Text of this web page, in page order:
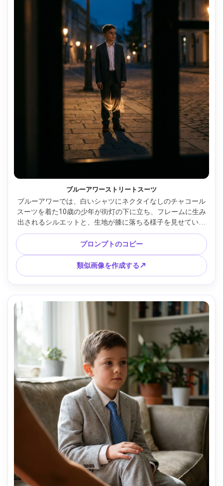
ブルーアワーストリートスーツ
ブルーアワーでは、白いシャツにネクタイなしのチャコール
スーツを着た10歳の少年が街灯の下に立ち、フレームに生み
出されるシルエットと、生地が膝に落ちる様子を見せていま
す。Nikon Z8 50mm、全身ポートレート、映画のようなコン
トラスト、自然な影 --ar 4:5
プロンプトのコピー
類似画像を作成する↗